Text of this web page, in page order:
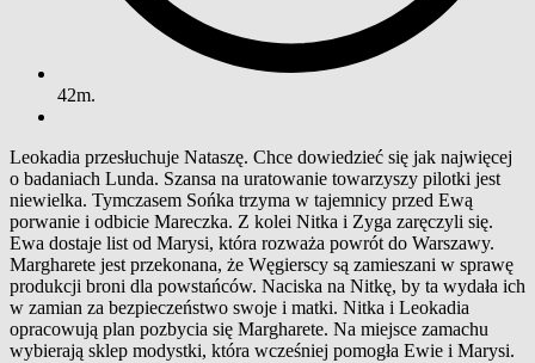
42m.
Leokadia przesłuchuje Nataszę. Chce dowiedzieć się jak najwięcej
o badaniach Lunda. Szansa na uratowanie towarzyszy pilotki jest
niewielka. Tymczasem Sońka trzyma w tajemnicy przed Ewą
porwanie i odbicie Mareczka. Z kolei Nitka i Zyga zaręczyli się.
Ewa dostaje list od Marysi, która rozważa powrót do Warszawy.
Margharete jest przekonana, że Węgierscy są zamieszani w sprawę
produkcji broni dla powstańców. Naciska na Nitkę, by ta wydała ich
w zamian za bezpieczeństwo swoje i matki. Nitka i Leokadia
opracowują plan pozbycia się Margharete. Na miejsce zamachu
wybierają sklep modystki, która wcześniej pomogła Ewie i Marysi.